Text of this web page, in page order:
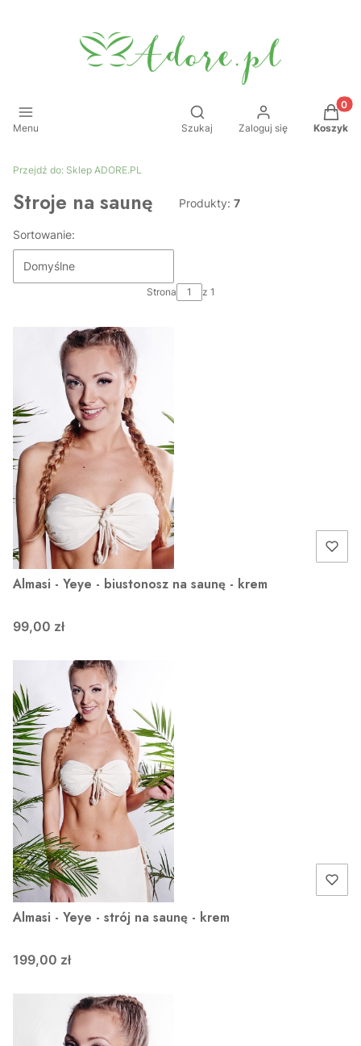
Menu
Otwórz wyszukiwarkę
Szukaj Zaloguj się Koszyk
Przejdź do: Sklep ADORE.PL
Stroje na saunę Produkty: 7
Sortowanie:
Domyślne
Strona z 1
Almasi - Yeye - biustonosz na saunę - krem
99,00 zł
Almasi - Yeye - strój na saunę - krem
199,00 zł